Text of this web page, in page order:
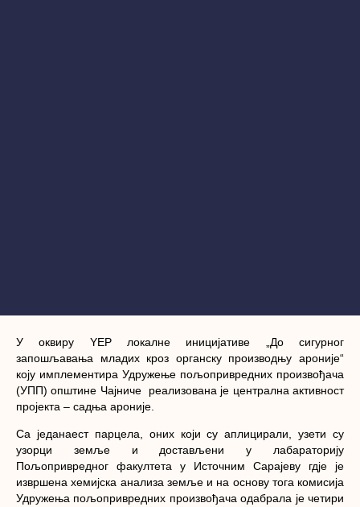
У оквиру YEP локалне иницијативе
„До сигурног
запошљавања младих кроз органску производњу ароније“
коју имплементира Удружење пољопривредних произвођача
(УПП) општине Чајниче реализована је централна активност
пројекта – садња ароније.
Са једанаест парцела, оних који су аплицирали, узети су
узорци земље и достављени у лабараторију
Пољопривредног факултета у Источним Сарајеву гдје је
извршена хемијска анализа земље и на основу тога комисија
Удружења пољопривредних произвођача одабрала је четири